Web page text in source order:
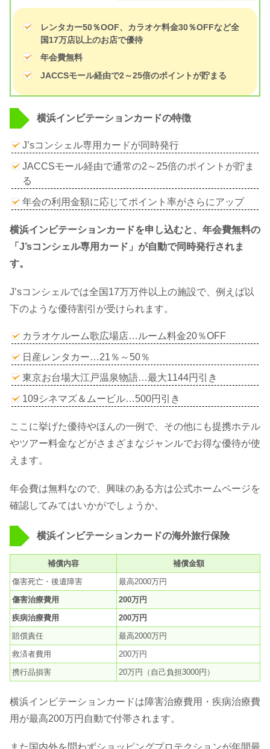
レンタカー50％OOF、カラオケ料金30％OFFなど全
国17万店以上のお店で優待
年会費無料
JACCSモール経由で2～25倍のポイントが貯まる
横浜インビテーションカードの特徴
J’sコンシェル専用カードが同時発行
JACCSモール経由で通常の2～25倍のポイントが貯ま
る
年会の利用金額に応じてポイント率がさらにアップ
横浜インビテーションカードを申し込むと、年会費無料の
「J’sコンシェル専用カード」が自動で同時発行されま
す。
J’sコンシェルでは全国17万万件以上の施設で、例えば以
下のような優待割引が受けられます。
カラオケルーム歌広場店…ルーム料金20％OFF
日産レンタカー…21％～50％
東京お台場大江戸温泉物語…最大1144円引き
109シネマズ＆ムービル…500円引き
ここに挙げた優待やほんの一例で、その他にも提携ホテル
やツアー料金などがさまざまなジャンルでお得な優待が使
えます。
年会費は無料なので、興味のある方は公式ホームページを
確認してみてはいかがでしょうか。
横浜インビテーションカードの海外旅行保険
補償内容
補償金額
傷害死亡・後遺障害
最高2000万円
傷害治療費用
200万円
疾病治療費用
200万円
賠償責任
最高2000万円
救済者費用
200万円
携行品損害
20万円（自己負担3000円）
横浜インビテーションカードは障害治療費用・疾病治療費
用が最高200万円自動で付帯されます。